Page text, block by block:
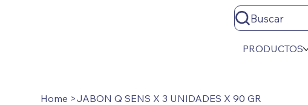
Buscar
PRODUCTOS
Home >JABON Q SENS X 3 UNIDADES X 90 GR